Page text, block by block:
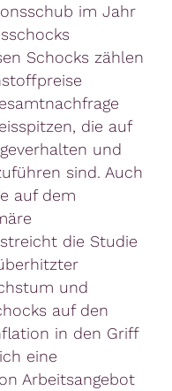
im Jahr
Schocks zählen
die auf
und
sind. Auch
auf dem
die Studie
und
auf den
in den Griff
eine
Arbeitsangebot